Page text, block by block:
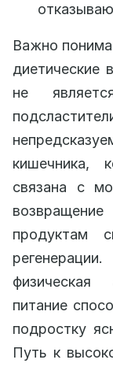
Важно
диетические
не
кишечника,
связана с
продуктам
физическая
питание
подростку
Путь к